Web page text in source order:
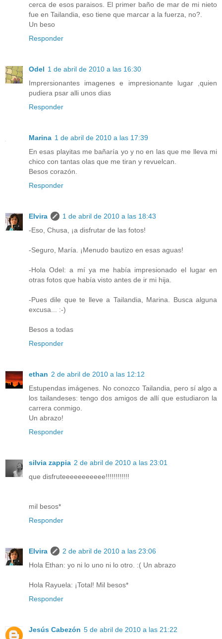
cerca de esos paraisos. El primer baño de mar de mi nieto
fue en Tailandia, eso tiene que marcar a la fuerza, no?.
Un beso
Responder
Odel 1 de abril de 2010 a las 16:30
Imprersionantes imagenes e impresionante lugar ,quien
pudiera psar alli unos dias
Responder
Marina 1 de abril de 2010 a las 17:39
En esas playitas me bañaría yo y no en las que me lleva mi
chico con tantas olas que me tiran y revuelcan.
Besos corazón.
Responder
Elvira
1 de abril de 2010 a las 18:43
-Eso, Chusa, ¡a disfrutar de las fotos!
-Seguro, María. ¡Menudo bautizo en esas aguas!
-Hola Odel: a mí ya me había impresionado el lugar en
otras fotos que había visto antes de ir mi hija.
-Pues dile que te lleve a Tailandia, Marina. Busca alguna
excusa... :-)
Besos a todas
Responder
ethan 2 de abril de 2010 a las 12:12
Estupendas imágenes. No conozco Tailandia, pero sí algo a
los tailandeses: tengo dos amigos de allí que estudiaron la
carrera conmigo.
Un abrazo!
Responder
silvia zappia 2 de abril de 2010 a las 23:01
que disfruteeeeeeeeeee!!!!!!!!!!!!
mil besos*
Responder
Elvira
2 de abril de 2010 a las 23:06
Hola Ethan: yo ni lo uno ni lo otro. :( Un abrazo
Hola Rayuela: ¡Total! Mil besos*
Responder
Jesús Cabezón 5 de abril de 2010 a las 21:22